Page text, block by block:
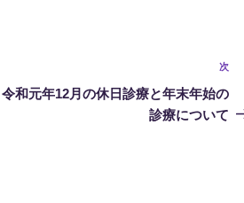
次
の
投
次
令和元年12月の休日診療と年末年始の
診療について